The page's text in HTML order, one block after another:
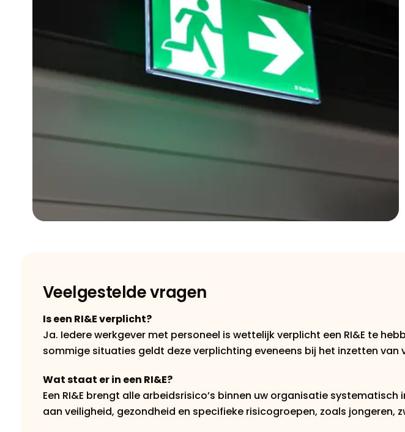
Veelgestelde vragen
Is een RI&E verplicht?
Ja. Iedere werkgever met personeel is wettelijk verplicht een RI&E te
sommige situaties geldt deze verplichting eveneens bij het inzetten van
Wat staat er in een RI&E?
Een RI&E brengt alle arbeidsrisico’s binnen uw organisatie
aan veiligheid, gezondheid en specifieke risicogroepen, zoals jongeren,